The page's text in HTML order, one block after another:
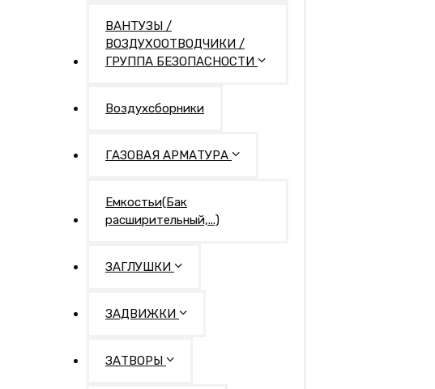
ВАНТУЗЫ /
ВОЗДУХООТВОДЧИКИ /
ГРУППА БЕЗОПАСНОСТИ
Воздухсборники
ГАЗОВАЯ АРМАТУРА
Емкостьи(Бак
расширительный,...)
ЗАГЛУШКИ
ЗАДВИЖКИ
ЗАТВОРЫ